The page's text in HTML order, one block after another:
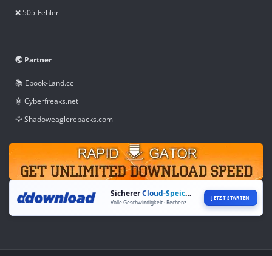
❌ 505-Fehler
🌏 Partner
📚 Ebook-Land.cc
🤖 Cyberfreaks.net
🦅 Shadoweaglerepacks.com
SichererCloud-Speicher JETZT STARTEN